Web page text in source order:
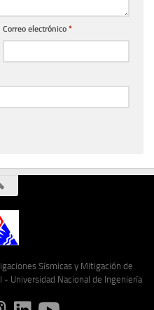
Correo electrónico *
Sísmicas y Mitigación de
Universidad Nacional de Ingeniería